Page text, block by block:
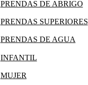
PRENDAS DE ABRIGO
PRENDAS SUPERIORES
PRENDAS DE AGUA
INFANTIL
MUJER